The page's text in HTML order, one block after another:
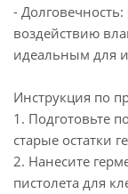
-
воздействию
идеальным для
Инструкция по
1. Подготовьте
старые остатки
2. Нанесите
пистолета для